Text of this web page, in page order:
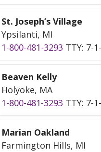
St. Joseph’s Village
Ypsilanti, MI
1-800-481-3293 TTY: 7-
Beaven Kelly
Holyoke, MA
1-800-481-3293 TTY: 7-
Marian Oakland
Farmington Hills, MI